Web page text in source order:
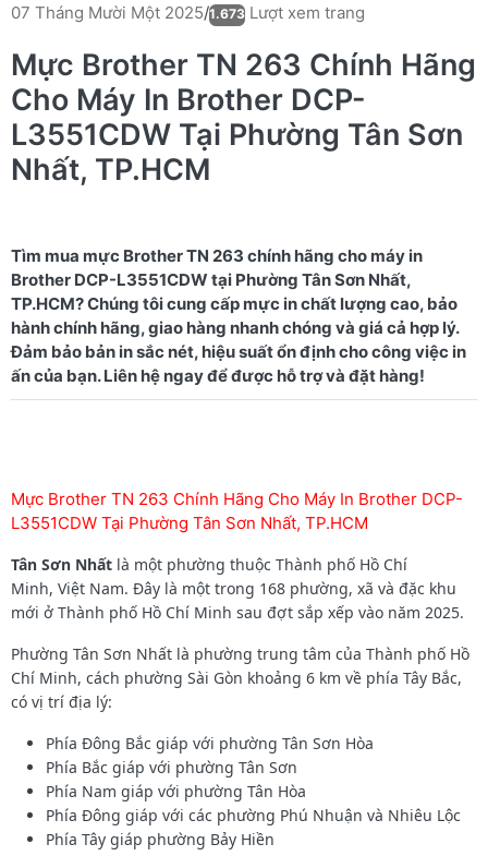
07 Tháng Mười Một 2025/1.673 Lượt xem trang
Mực Brother TN 263 Chính Hãng
Cho Máy In Brother DCP-
L3551CDW Tại Phường Tân Sơn
Nhất, TP.HCM
Tìm mua mực Brother TN 263 chính hãng cho máy in
Brother DCP-L3551CDW tại Phường Tân Sơn Nhất,
TP.HCM? Chúng tôi cung cấp mực in chất lượng cao, bảo
hành chính hãng, giao hàng nhanh chóng và giá cả hợp lý.
Đảm bảo bản in sắc nét, hiệu suất ổn định cho công việc in
Mực Brother TN 263 Chính Hãng Cho Máy In Brother DCP-
L3551CDW Tại Phường Tân Sơn Nhất, TP.HCM
Tân Sơn Nhất là một phường thuộc Thành phố Hồ Chí
Minh, Việt Nam. Đây là một trong 168 phường, xã và đặc khu
mới ở Thành phố Hồ Chí Minh sau đợt sắp xếp vào năm 2025.
Phường Tân Sơn Nhất là phường trung tâm của Thành phố Hồ
Chí Minh, cách phường Sài Gòn khoảng 6 km về phía Tây Bắc,
có vị trí địa lý:
Phía Đông Bắc giáp với phường Tân Sơn Hòa
Phía Bắc giáp với phường Tân Sơn
Phía Nam giáp với phường Tân Hòa
Phía Đông giáp với các phường Phú Nhuận và Nhiêu Lộc
Phía Tây giáp phường Bảy Hiền